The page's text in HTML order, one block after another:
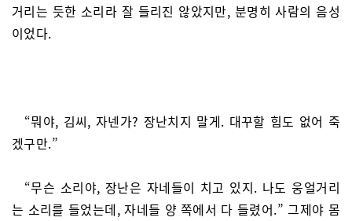
거리는 듯한 소리라 잘 들리진 않았지만, 분명히 사람의 음성
이었다.
“뭐야, 김씨, 자넨가? 장난치지 말게. 대꾸할 힘도 없어 죽
겠구만.”
“무슨 소리야, 장난은 자네들이 치고 있지. 나도 웅얼거리
는 소리를 들었는데, 자네들 양 쪽에서 다 들렸어.” 그제야 몸